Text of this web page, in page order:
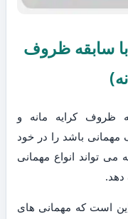
سابقه ظروف
ظروف کرایه مانه و
مهمانی باشد را در خود
تواند انواع مهمانی
دهد.
است که مهمانی های